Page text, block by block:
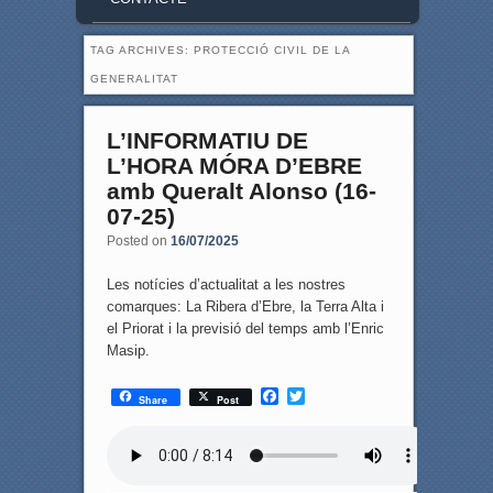
TAG ARCHIVES: PROTECCIÓ CIVIL DE LA
GENERALITAT
L’INFORMATIU DE
L’HORA MÓRA D’EBRE
amb Queralt Alonso (16-
07-25)
Posted on 16/07/2025
Les notícies d’actualitat a les nostres
comarques: La Ribera d’Ebre, la Terra Alta i
el Priorat i la previsió del temps amb l’Enric
Masip.
Share Post
F
T